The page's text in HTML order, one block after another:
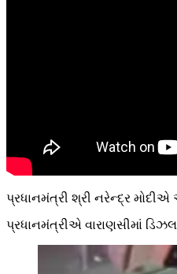
પ્રધાનમંત્રી શ્રી નરેન્દ્ર
પ્રધાનમંત્રીએ વારાણસીમાં